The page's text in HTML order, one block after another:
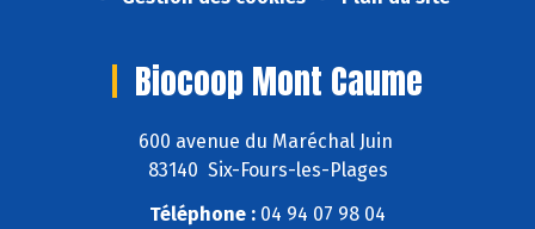
Biocoop Mont Caume
600 avenue du Maréchal Juin
83140 Six-Fours-les-Plages
Téléphone : 04 94 07 98 04